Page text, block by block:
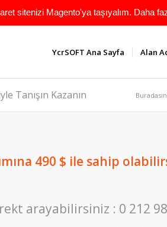
sitenizi Magento'ya taşıyalım. Daha
YcrSOFT Ana Sayfa Alan
Tanışın Kazanın
490 $ ile sahip
arayabilirsiniz : 0 212